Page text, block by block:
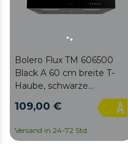
Bolero Flux TM 606500
Black A 60 cm breite T-
Haube, schwarze
Oberfläche, Saugleistung
650 m³/h, 165-W-Motor,
Steuerung, 3
109,00 €
Versand in 24-72 Std.